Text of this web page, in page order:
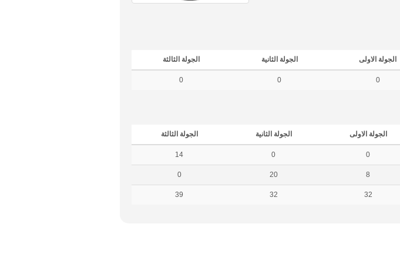
الجولة الاولى الجولة الثانية الجولة الثالثة
0
0
0
الجولة الاولى الجولة الثانية الجولة الثالثة
0
0
14
8
20
0
32
32
39